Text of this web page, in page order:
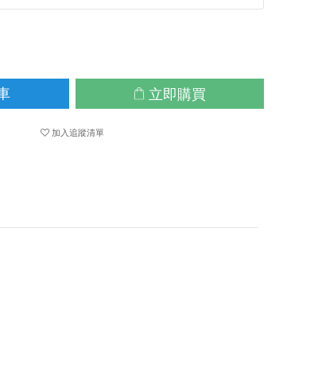
立即購買
加入追蹤清單